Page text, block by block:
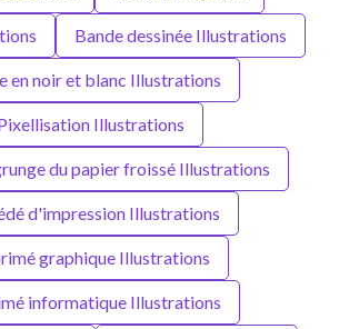
Bande dessinée Illustrations
en noir et blanc Illustrations
Illustrations
du papier froissé Illustrations
d'impression Illustrations
graphique Illustrations
informatique Illustrations